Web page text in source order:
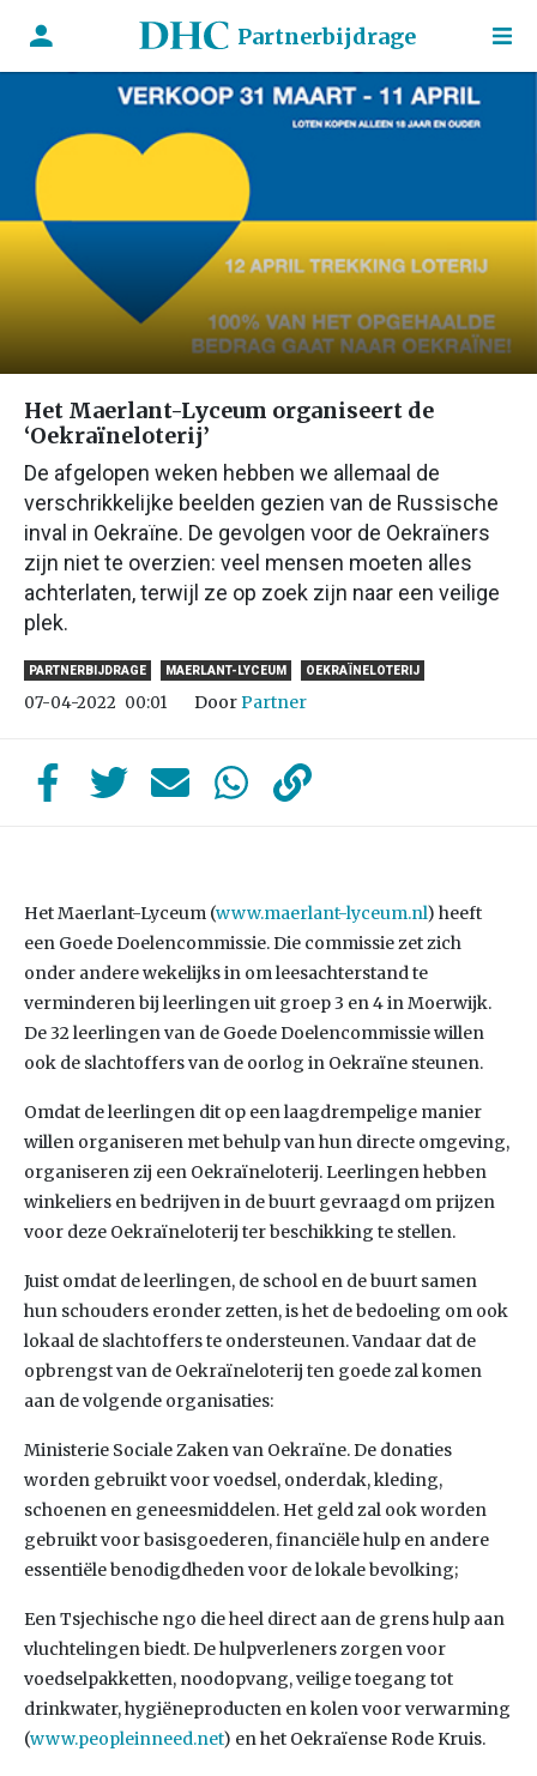
Partnerbijdrage
Het Maerlant-Lyceum organiseert de
‘Oekraïneloterij’
De afgelopen weken hebben we allemaal de
verschrikkelijke beelden gezien van de Russische
inval in Oekraïne. De gevolgen voor de Oekraïners
zijn niet te overzien: veel mensen moeten alles
achterlaten, terwijl ze op zoek zijn naar een veilige
plek.
PARTNERBIJDRAGE MAERLANT-LYCEUM OEKRAÏNELOTERIJ
07-04-2022 00:01 DoorPartner
Het Maerlant-Lyceum (www.maerlant-lyceum.nl) heeft
een Goede Doelencommissie. Die commissie zet zich
onder andere wekelijks in om leesachterstand te
verminderen bij leerlingen uit groep 3 en 4 in Moerwijk.
De 32 leerlingen van de Goede Doelencommissie willen
ook de slachtoffers van de oorlog in Oekraïne steunen.
Omdat de leerlingen dit op een laagdrempelige manier
willen organiseren met behulp van hun directe omgeving,
organiseren zij een Oekraïneloterij. Leerlingen hebben
winkeliers en bedrijven in de buurt gevraagd om prijzen
voor deze Oekraïneloterij ter beschikking te stellen.
Juist omdat de leerlingen, de school en de buurt samen
hun schouders eronder zetten, is het de bedoeling om ook
lokaal de slachtoffers te ondersteunen. Vandaar dat de
opbrengst van de Oekraïneloterij ten goede zal komen
aan de volgende organisaties:
Ministerie Sociale Zaken van Oekraïne. De donaties
worden gebruikt voor voedsel, onderdak, kleding,
schoenen en geneesmiddelen. Het geld zal ook worden
gebruikt voor basisgoederen, financiële hulp en andere
essentiële benodigdheden voor de lokale bevolking;
Een Tsjechische ngo die heel direct aan de grens hulp aan
vluchtelingen biedt. De hulpverleners zorgen voor
voedselpakketten, noodopvang, veilige toegang tot
drinkwater, hygiëneproducten en kolen voor verwarming
(www.peopleinneed.net) en het Oekraïense Rode Kruis.